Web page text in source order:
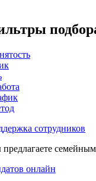
сотрудников
онлайн